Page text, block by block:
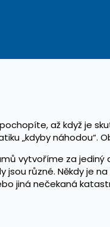
až když je
„kdyby náhodou“.
vytvoříme za jediný
jsou různé. Někdy je
jiná nečekaná